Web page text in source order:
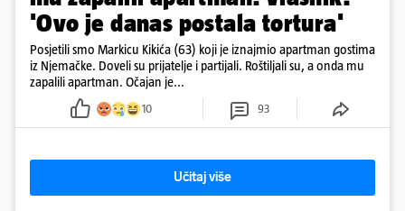
'Ovo je danas postala tortura'
Posjetili smo Markicu Kikića (63) koji je iznajmio apartman gostima
iz Njemačke. Doveli su prijatelje i partijali. Roštiljali su, a onda mu
zapalili apartman. Očajan je...
10 93
Učitaj više